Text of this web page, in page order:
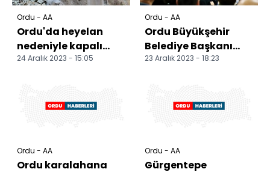
Ordu - AA
Ordu'da heyelan
nedeniyle kapalı
Karadeniz-Akdeniz
24 Aralık 2023 - 15:05
Ordu - AA
Ordu Büyükşehir
Belediye Başkanı
Güler, söyleşiye
23 Aralık 2023 - 18:23
Ordu - AA
Ordu karalahana
Ordu - AA
Gürgentepe